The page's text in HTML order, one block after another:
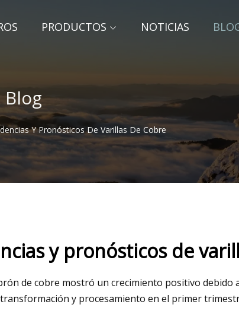
PRODUCTOS NOTICIAS
Blog
Y Pronósticos De Varillas De Cobre
y pronósticos de
de cobre mostró un crecimiento positivo
y procesamiento en el primer